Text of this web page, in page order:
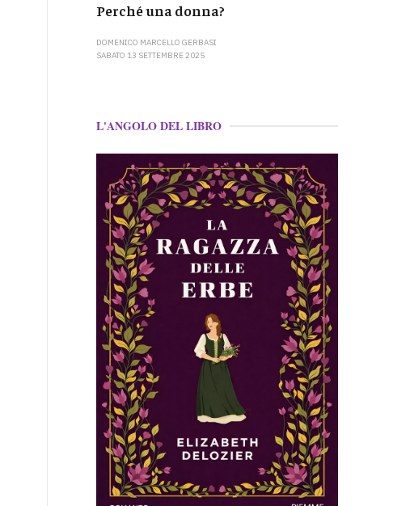
Perché una donna?
DOMENICO MARCELLO GERBASI
SABATO 13 SETTEMBRE 2025
L'ANGOLO DEL LIBRO